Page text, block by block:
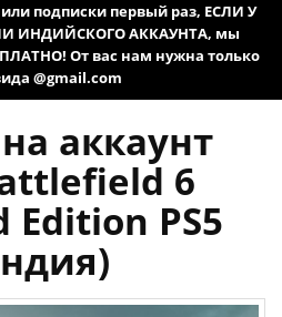
подписки первый раз, ЕСЛИ У
ИНДИЙСКОГО АККАУНТА, мы
От вас нам нужна только
@gmail.com
аккаунт
6
Edition PS5